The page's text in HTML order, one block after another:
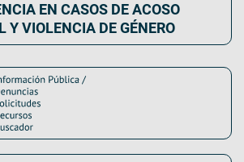
EN CASOS DE ACOSO
Y VIOLENCIA DE GÉNERO